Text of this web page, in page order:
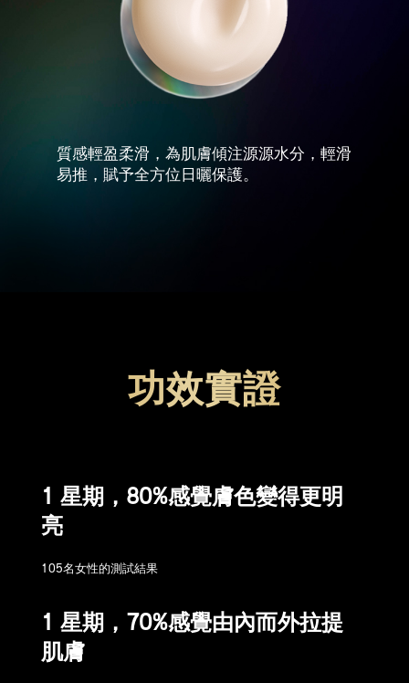
質感輕盈柔滑，為肌膚傾注源源水分，輕滑
易推，賦予全方位日曬保護。
功效實證
1 星期，80%感覺膚色變得更明
亮
105名女性的測試結果
1 星期，70%感覺由內而外拉提
肌膚